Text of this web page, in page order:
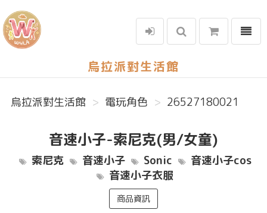
烏拉派對生活館
選單
烏拉派對生活館 電玩角色 26527180021
音速小子-索尼克(男/女童)
索尼克 音速小子 Sonic
音速小子cos
音速小子衣服
商品資訊